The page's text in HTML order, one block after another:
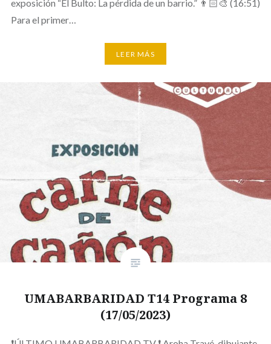
exposición “El Bulto: La pérdida de un barrio.” 👨🏻‍🎨 (16:51)
Para el primer…
LEER MÁS
UMABARBARIDAD T14 Programa 8
(17/05/2023)